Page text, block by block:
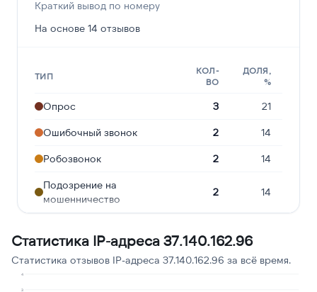
Краткий вывод по номеру
На основе 14 отзывов
ТИП
КОЛ-
ВО
ДОЛЯ,
%
Опрос 3 21
Ошибочный звонок 2 14
Робозвонок 2 14
Подозрение на
мошенничество
2 14
Предлагают кредит
Статистика IP-адреса 37.140.162.96
Статистика отзывов IP-адреса 37.140.162.96 за всё время.
3
4